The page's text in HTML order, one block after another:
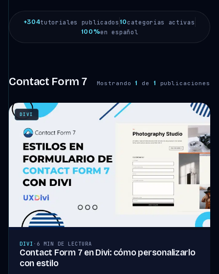
+304tutoriales publicados 10categorías activas
100%en español
Contact Form 7 Mostrando1 de 1 publicaciones
DIVI
DIVI · 6 MIN DE LECTURA
Contact Form 7 en Divi: cómo personalizarlo
con estilo